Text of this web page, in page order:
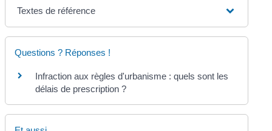
Textes de référence
Questions ? Réponses !
Infraction aux règles d'urbanisme : quels sont les
délais de prescription ?